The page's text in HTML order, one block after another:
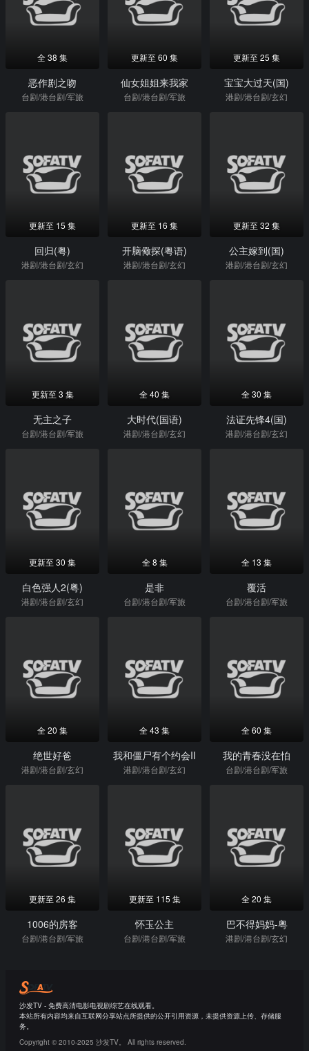
全 38 集
恶作剧之吻
台剧/港台剧/军旅
更新至 60 集
仙女姐姐来我家
台剧/港台剧/军旅
更新至 25 集
宝宝大过天(国)
港剧/港台剧/玄幻
更新至 15 集
回归(粤)
港剧/港台剧/玄幻
更新至 16 集
开脑儆探(粤语)
港剧/港台剧/玄幻
更新至 32 集
公主嫁到(国)
港剧/港台剧/玄幻
更新至 3 集
无主之子
台剧/港台剧/军旅
全 40 集
大时代(国语)
港剧/港台剧/玄幻
全 30 集
法证先锋4(国)
港剧/港台剧/玄幻
更新至 30 集
白色强人2(粤)
港剧/港台剧/玄幻
全 8 集
是非
台剧/港台剧/军旅
全 13 集
覆活
台剧/港台剧/军旅
全 20 集
绝世好爸
港剧/港台剧/玄幻
全 43 集
我和僵尸有个约会II
港剧/港台剧/玄幻
全 60 集
我的青春没在怕
台剧/港台剧/军旅
更新至 26 集
1006的房客
台剧/港台剧/军旅
更新至 115 集
怀玉公主
台剧/港台剧/军旅
全 20 集
巴不得妈妈-粤
港剧/港台剧/玄幻
沙发TV - 免费高清电影电视剧综艺在线观看。
本站所有内容均来自互联网分享站点所提供的公开引用资源，未提供资源上传、存储服
务。
Copyright © 2010-2025 沙发TV。 All rights reserved.